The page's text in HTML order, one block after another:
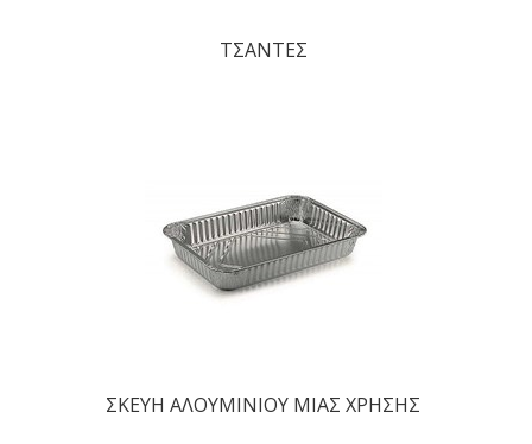
ΤΣΑΝΤΕΣ
ΣΚΕΥΗ ΑΛΟΥΜΙΝΙΟΥ ΜΙΑΣ ΧΡΗΣΗΣ